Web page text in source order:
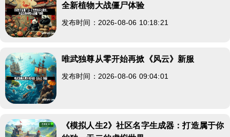
全新植物大战僵尸体验
发布时间：2026-08-06 10:18:21
唯武独尊从零开始再掀《风云》新服
发布时间：2026-08-06 09:04:01
《模拟人生2》社区名字生成器：打造属于你